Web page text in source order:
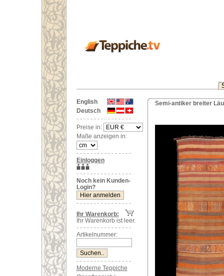
English
Deutsch
Preise in:
Maße anzeigen in:
Einloggen
Noch kein Kunden-
Login?
Ihr Warenkorb:
Ihr Warenkorb ist leer.
Artikelnummer:
Moderne Teppiche
Semi-antiker breiter